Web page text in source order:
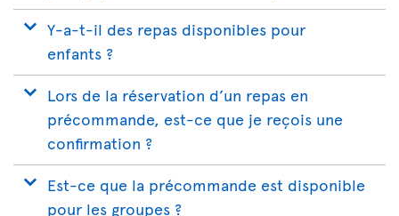
Y-a-t-il des repas disponibles pour
enfants ?
Lors de la réservation d’un repas en
précommande, est-ce que je reçois une
confirmation ?
Est-ce que la précommande est disponible
pour les groupes ?